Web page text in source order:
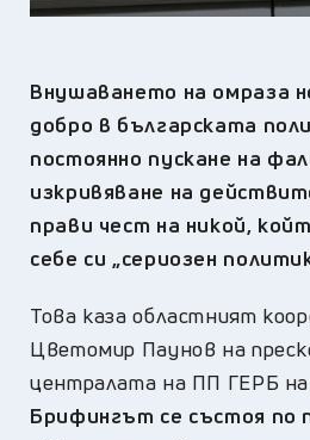
Внушаването на омраза
добро в българската
постоянно пускане на
изкривяване на
прави чест на никой,
себе си „сериозен
Това каза областният
Цветомир Паунов на
централата на ПП ГЕРБ на
Брифингът се състоя по